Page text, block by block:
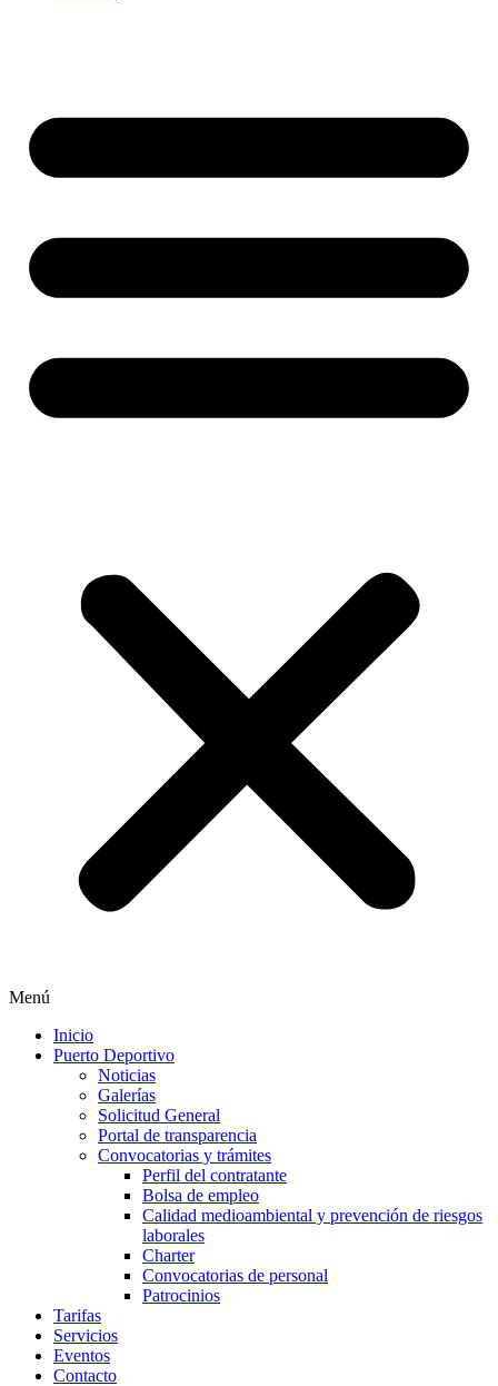
Menú
Inicio
Puerto Deportivo
Noticias
Galerías
Solicitud General
Portal de transparencia
Convocatorias y trámites
Perfil del contratante
Bolsa de empleo
Calidad medioambiental y prevención de riesgos
laborales
Charter
Convocatorias de personal
Patrocinios
Tarifas
Servicios
Eventos
Contacto